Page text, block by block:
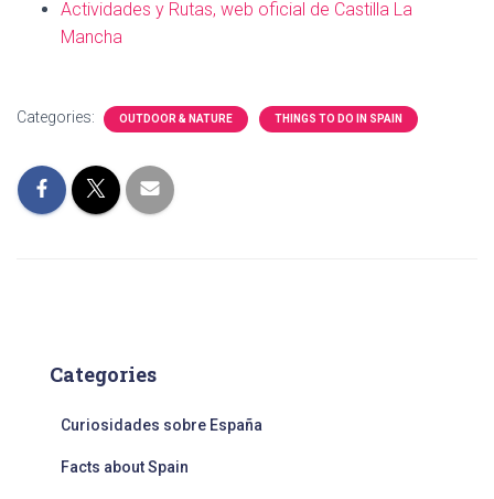
Actividades y Rutas, web oficial de Castilla La
Mancha
Categories: OUTDOOR & NATURE THINGS TO DO IN SPAIN
Categories
Curiosidades sobre España
Facts about Spain